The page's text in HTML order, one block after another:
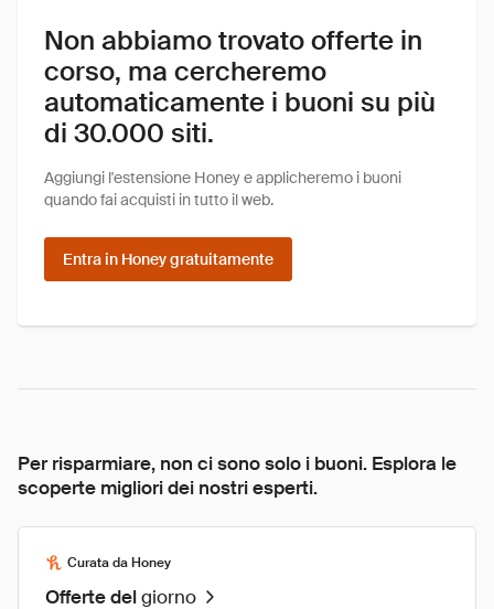
Non abbiamo trovato offerte in
corso, ma cercheremo
automaticamente i buoni su più
di 30.000 siti.
Aggiungi l'estensione Honey e applicheremo i buoni
quando fai acquisti in tutto il web.
Entra in Honey gratuitamente
Per risparmiare, non ci sono solo i buoni. Esplora le
scoperte migliori dei nostri esperti.
Curata da Honey
Offerte delgiorno